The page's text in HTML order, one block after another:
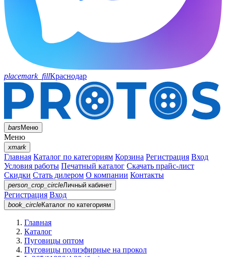
placemark_fillКраснодар
barsМеню
Меню
xmark
Главная Каталог по категориям Корзина Регистрация Вход
Условия работы Печатный каталог Скачать прайс-лист
Скидки Стать дилером О компании Контакты
person_crop_circleЛичный кабинет
Регистрация Вход
book_circleКаталог по категориям
Главная
Каталог
Пуговицы оптом
Пуговицы полиэфирные на прокол